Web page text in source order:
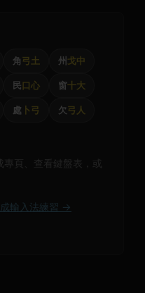
角弓土 州 戈中
民口心 窗十大
處 卜弓 欠弓人
專頁、查看鍵盤表，或
輸入法練習 →